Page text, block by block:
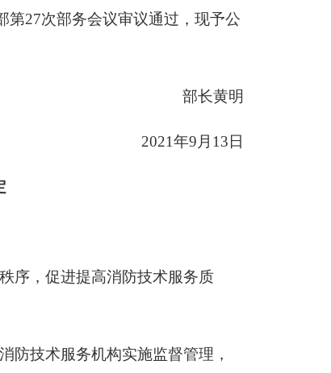
第27次部务会议审议通过，现予公
部长黄明
2021年9月13日
序，促进提高消防技术服务质
防技术服务机构实施监督管理，